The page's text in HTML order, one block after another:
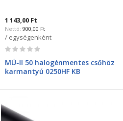
1 143,00 Ft
900,00 Ft
/ egységenként
Rating:
0%
MÜ-II 50 halogénmentes csőhöz
karmantyú 0250HF KB